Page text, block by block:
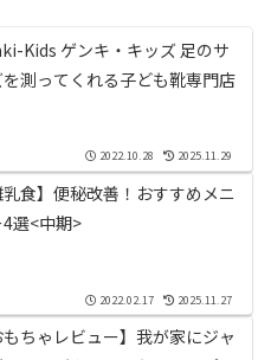
Kids ゲンキ・キッズ 足のサ
を測ってくれる子ども靴専門店
2022.10.28 2025.11.29
乳食】便秘改善！おすすめメニ
4選<中期>
2022.02.17 2025.11.27
もちゃレビュー】我が家にジャ